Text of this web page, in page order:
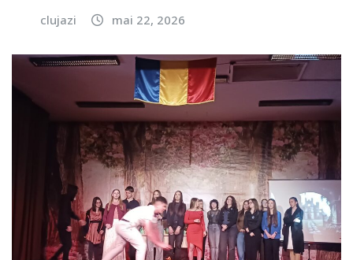
clujazi mai 22, 2026